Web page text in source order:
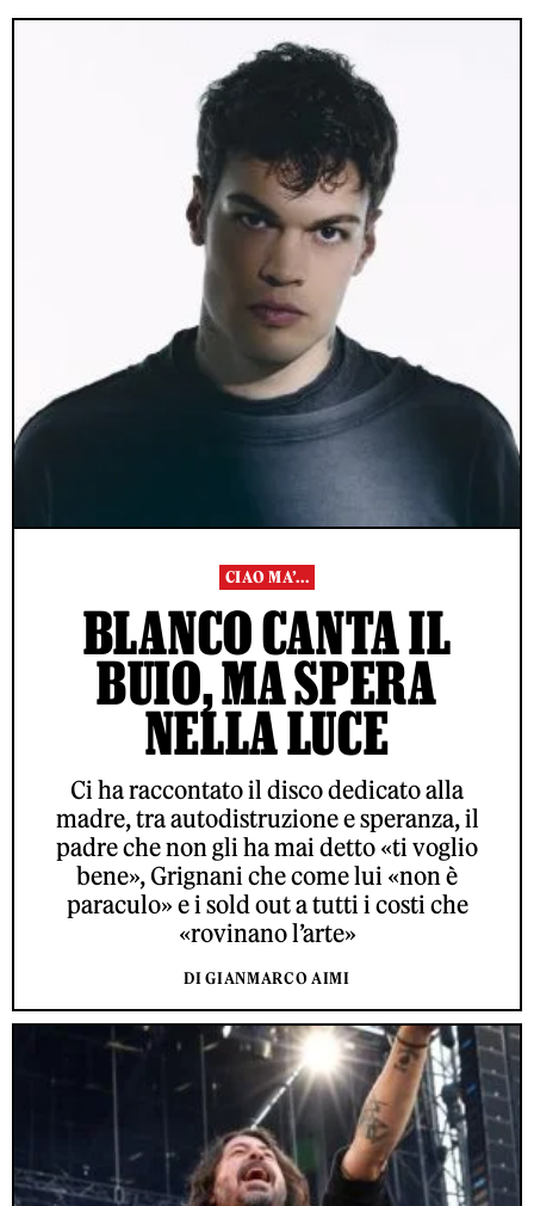
CIAO MA’...
BLANCO CANTA IL
BUIO, MA SPERA
NELLA LUCE
Ci ha raccontato il disco dedicato alla
madre, tra autodistruzione e speranza, il
padre che non gli ha mai detto «ti voglio
bene», Grignani che come lui «non è
paraculo» e i sold out a tutti i costi che
«rovinano l’arte»
DI GIANMARCO AIMI